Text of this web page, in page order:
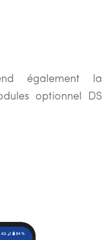
également la
optionnel DS